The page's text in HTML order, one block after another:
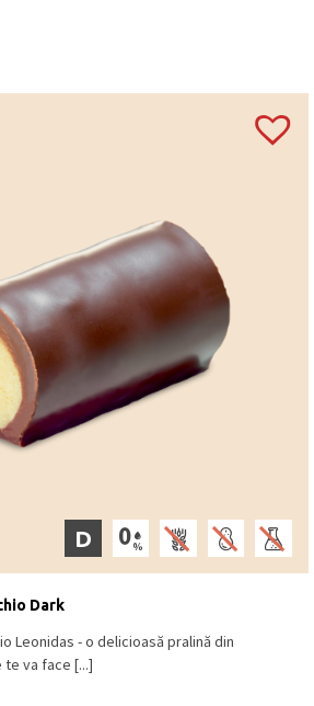
D
Dark
Leonidas - o delicioasă pralină din
va face [...]